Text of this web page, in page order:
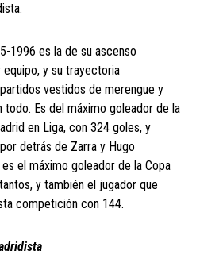
1996 es la de su ascenso
y su trayectoria
vestidos de merengue y
todo. Es del máximo goleador de la
en Liga, con 324 goles, y
detrás de Zarra y Hugo
el máximo goleador de la Copa
y también el jugador que
competición con 144.